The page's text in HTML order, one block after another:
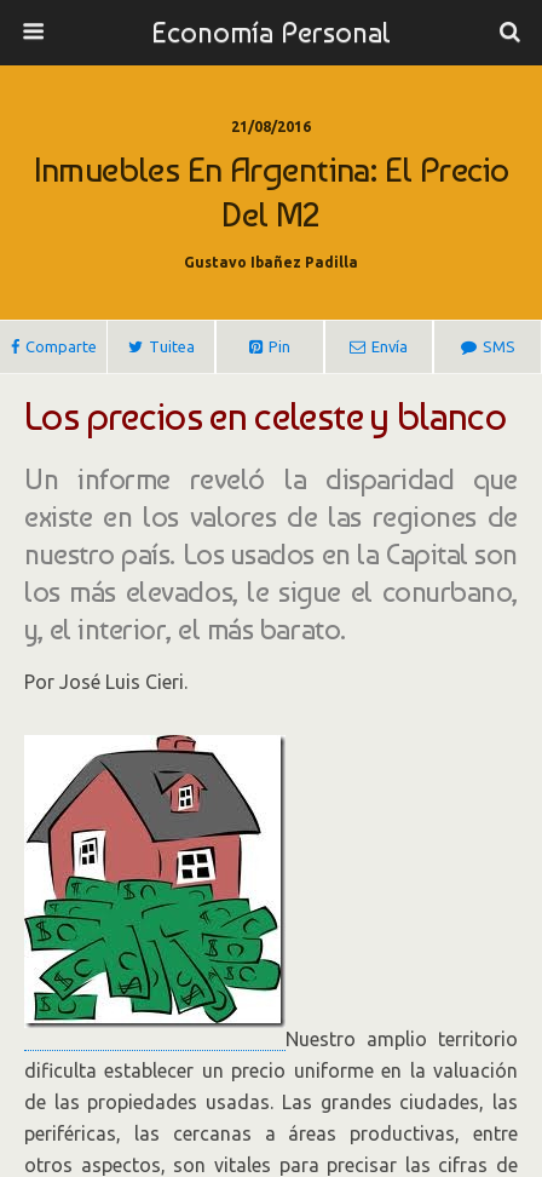
Economía Personal
21/08/2016
Inmuebles En Argentina: El Precio
Del M2
Gustavo Ibañez Padilla
Comparte Tuitea Pin Envía SMS
Los precios en celeste y blanco
Un informe reveló la disparidad que
existe en los valores de las regiones de
nuestro país. Los usados en la Capital son
los más elevados, le sigue el conurbano,
y, el interior, el más barato.
Por José Luis Cieri.
Nuestro amplio territorio
dificulta establecer un precio uniforme en la valuación
de las propiedades usadas. Las grandes ciudades, las
periféricas, las cercanas a áreas productivas, entre
otros aspectos, son vitales para precisar las cifras de